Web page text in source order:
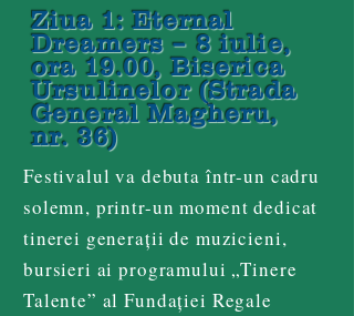
Ziua 1: Eternal
Dreamers – 8 iulie,
ora 19.00, Biserica
Ursulinelor (Strada
General Magheru,
nr. 36)
Festivalul va debuta într-un cadru
solemn, printr-un moment dedicat
tinerei generații de muzicieni,
bursieri ai programului „Tinere
Talente” al Fundației Regale